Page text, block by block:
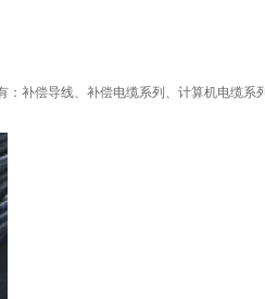
补偿导线、补偿电缆系列、计算机电缆系